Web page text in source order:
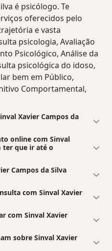
é psicólogo. Te
oferecidos pelo
e vasta
psicologia, Avaliação
Psicológico, Análise da
psicológica do idoso,
bem em Público,
Comportamental,
Xavier Campos da
online com Sinval
ter que ir até o
Campos da Silva
com Sinval Xavier
com Sinval Xavier
sobre Sinval Xavier